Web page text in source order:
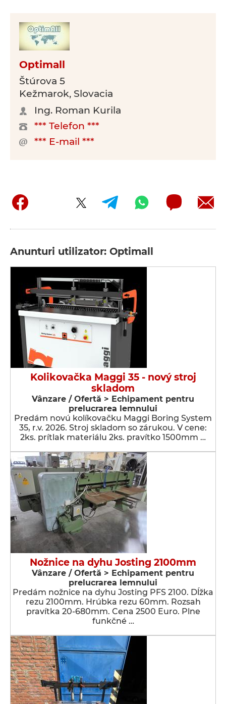
Optimall
Štúrova 5
Kežmarok, Slovacia
Ing. Roman Kurila
*** Telefon ***
*** E-mail ***
Anunturi utilizator: Optimall
Kolikovačka Maggi 35 - nový stroj
skladom
Vânzare / Ofertă > Echipament pentru
prelucrarea lemnului
Predám novú kolíkovačku Maggi Boring System
35, r.v. 2026. Stroj skladom so zárukou. V cene:
2ks. prítlak materiálu 2ks. pravítko 1500mm …
Nožnice na dyhu Josting 2100mm
Vânzare / Ofertă > Echipament pentru
prelucrarea lemnului
Predám nožnice na dyhu Josting PFS 2100. Dĺžka
rezu 2100mm. Hrúbka rezu 60mm. Rozsah
pravítka 20-680mm. Cena 2500 Euro. Plne
funkčné …